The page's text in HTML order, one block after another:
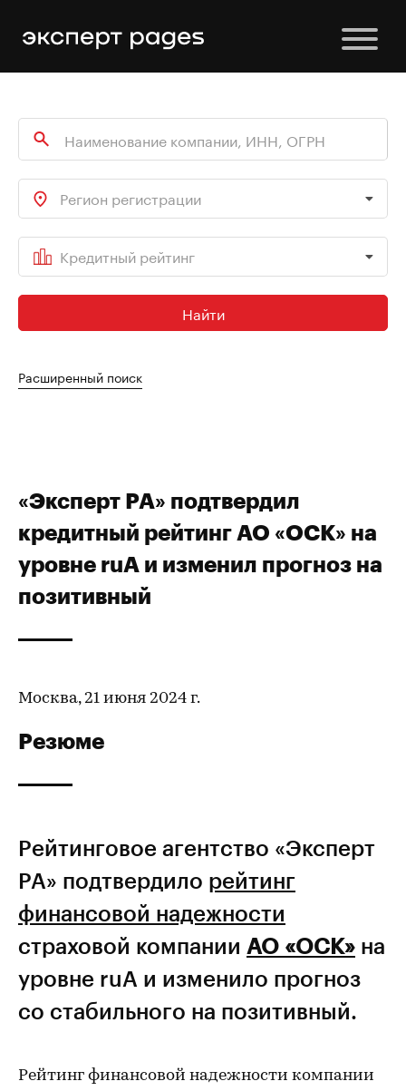
Регион регистрации
Кредитный рейтинг
Найти
Расширенный поиск
«Эксперт РА» подтвердил
кредитный рейтинг АО «ОСК» на
уровне ruА и изменил прогноз на
позитивный
Москва, 21 июня 2024 г.
Резюме
Рейтинговое агентство «Эксперт
РА» подтвердило рейтинг
финансовой надежности
страховой компании АО «ОСК» на
уровне ruА и изменило прогноз
со стабильного на позитивный.
Рейтинг финансовой надежности компании